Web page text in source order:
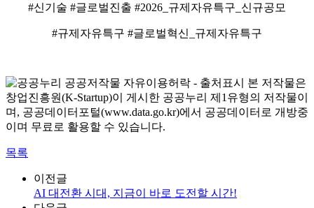
#신기술 #글로벌진출 #2026_규제자유특구_신규공모
#규제자유특구 #글로벌혁신_규제자유특구
본 저작물은
창업진흥원(K-Startup)이 게시한 공공누리 제1유형의 저작물이
며, 공공데이터포털(www.data.go.kr)에서 공공데이터로 개방중
이며 무료로 활용할 수 있습니다.
목록
이전글
AI 대전환 시대, 지금이 바로 도전할 시간!